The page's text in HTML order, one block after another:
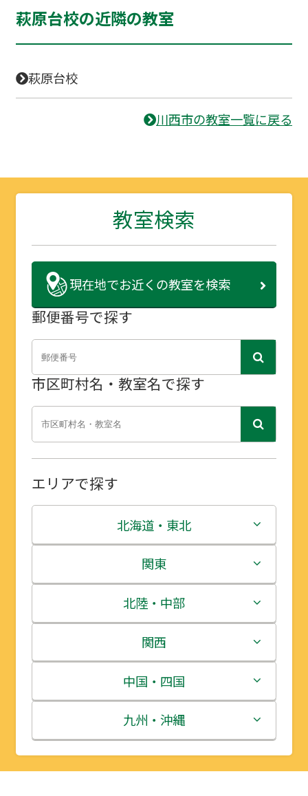
萩原台校の近隣の教室
萩原台校
川西市の教室一覧に戻る
教室検索
現在地でお近くの教室を検索
郵便番号で探す
市区町村名・教室名で探す
エリアで探す
北海道・東北
北海道
青森県
岩手県
宮城県
秋田県
山形県
関東
茨城県
栃木県
群馬県
埼玉県
千葉県
北陸・中部
新潟県
富山県
石川県
福井県
関西
三重県
滋賀県
京都府
中国・四国
鳥取県
島根県
九州・沖縄
福岡県